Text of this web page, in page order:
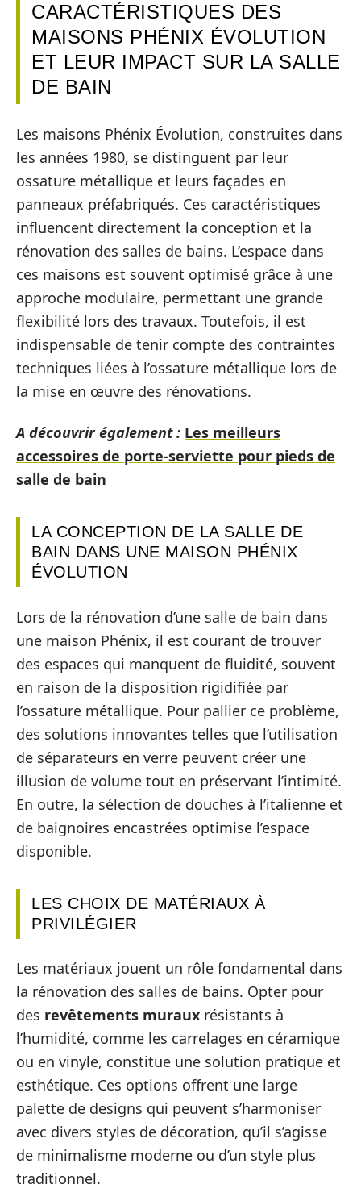
CARACTÉRISTIQUES DES
MAISONS PHÉNIX ÉVOLUTION
ET LEUR IMPACT SUR LA SALLE
DE BAIN
Les maisons Phénix Évolution, construites dans
les années 1980, se distinguent par leur
ossature métallique et leurs façades en
panneaux préfabriqués. Ces caractéristiques
influencent directement la conception et la
rénovation des salles de bains. L’espace dans
ces maisons est souvent optimisé grâce à une
approche modulaire, permettant une grande
flexibilité lors des travaux. Toutefois, il est
indispensable de tenir compte des contraintes
techniques liées à l’ossature métallique lors de
la mise en œuvre des rénovations.
A découvrir également : Les meilleurs
accessoires de porte-serviette pour pieds de
salle de bain
LA CONCEPTION DE LA SALLE DE
BAIN DANS UNE MAISON PHÉNIX
ÉVOLUTION
Lors de la rénovation d’une salle de bain dans
une maison Phénix, il est courant de trouver
des espaces qui manquent de fluidité, souvent
en raison de la disposition rigidifiée par
l’ossature métallique. Pour pallier ce problème,
des solutions innovantes telles que l’utilisation
de séparateurs en verre peuvent créer une
illusion de volume tout en préservant l’intimité.
En outre, la sélection de douches à l’italienne et
de baignoires encastrées optimise l’espace
disponible.
LES CHOIX DE MATÉRIAUX À
PRIVILÉGIER
Les matériaux jouent un rôle fondamental dans
la rénovation des salles de bains. Opter pour
des revêtements muraux résistants à
l’humidité, comme les carrelages en céramique
ou en vinyle, constitue une solution pratique et
esthétique. Ces options offrent une large
palette de designs qui peuvent s’harmoniser
avec divers styles de décoration, qu’il s’agisse
de minimalisme moderne ou d’un style plus
traditionnel.